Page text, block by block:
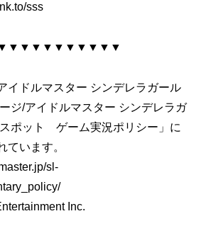
sss
イドルマスター シンデレラガール
ジ/アイドルマスター シンデレラガ
ポット ゲーム実況ポリシー」に
ています。
sl-
Inc.